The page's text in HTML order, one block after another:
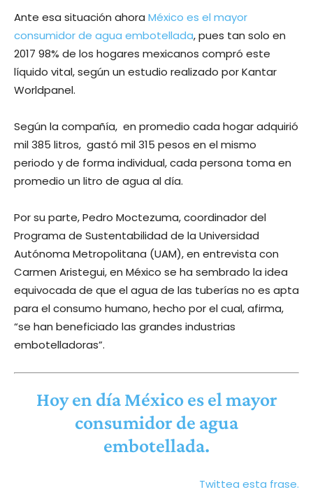
Ante esa situación ahora México es el mayor
consumidor de agua embotellada, pues tan solo en
2017 98% de los hogares mexicanos compró este
líquido vital, según un estudio realizado por Kantar
Worldpanel.
Según la compañía, en promedio cada hogar adquirió
mil 385 litros, gastó mil 315 pesos en el mismo
periodo y de forma individual, cada persona toma en
promedio un litro de agua al día.
Por su parte, Pedro Moctezuma, coordinador del
Programa de Sustentabilidad de la Universidad
Autónoma Metropolitana (UAM), en entrevista con
Carmen Aristegui, en México se ha sembrado la idea
equivocada de que el agua de las tuberías no es apta
para el consumo humano, hecho por el cual, afirma,
“se han beneficiado las grandes industrias
embotelladoras”.
Hoy en día México es el mayor
consumidor de agua
embotellada.
Twittea esta frase.